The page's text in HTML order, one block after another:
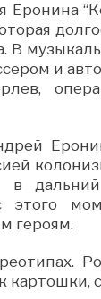
В
и
в
героям.